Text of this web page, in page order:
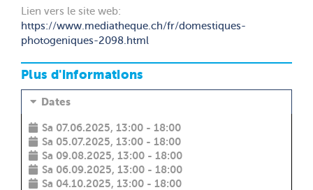
Lien vers le site web:
https://www.mediatheque.ch/fr/domestiques-
photogeniques-2098.html
Plus d'informations
Dates
Sa 07.06.2025, 13:00 - 18:00
Sa 05.07.2025, 13:00 - 18:00
Sa 09.08.2025, 13:00 - 18:00
Sa 06.09.2025, 13:00 - 18:00
Sa 04.10.2025, 13:00 - 18:00